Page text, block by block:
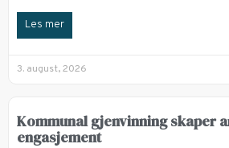
Les mer
3. august, 2026
Kommunal gjenvinning skaper
engasjement